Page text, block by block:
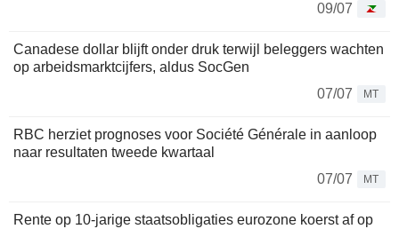
09/07
Canadese dollar blijft onder druk terwijl beleggers wachten
op arbeidsmarktcijfers, aldus SocGen
07/07
MT
RBC herziet prognoses voor Société Générale in aanloop
naar resultaten tweede kwartaal
07/07
MT
Rente op 10-jarige staatsobligaties eurozone koerst af op